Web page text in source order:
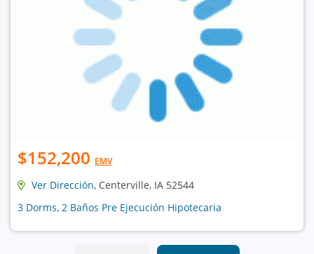
$152,200 EMV
Ver Dirección, Centerville, IA 52544
3 Dorms, 2 Baños Pre Ejecución Hipotecaria